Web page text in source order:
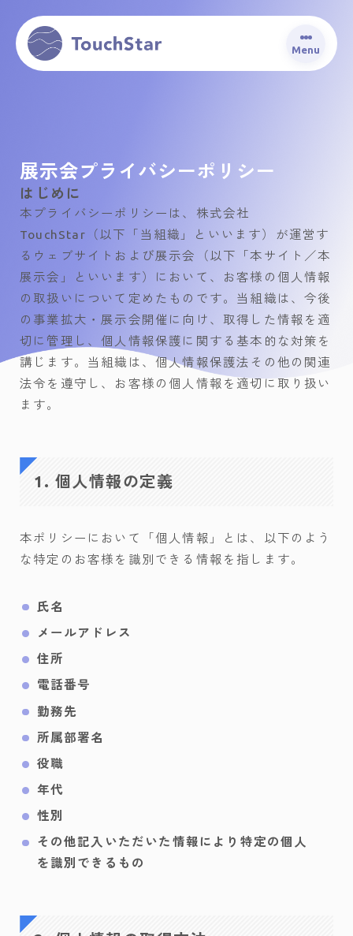
Menu
展示会プライバシーポリシー
はじめに
本プライバシーポリシーは、株式会社
TouchStar（以下「当組織」といいます）が運営す
るウェブサイトおよび展示会（以下「本サイト／本
展示会」といいます）において、お客様の個人情報
の取扱いについて定めたものです。当組織は、今後
の事業拡大・展示会開催に向け、取得した情報を適
切に管理し、個人情報保護に関する基本的な対策を
講じます。当組織は、個人情報保護法その他の関連
法令を遵守し、お客様の個人情報を適切に取り扱い
ます。
1. 個人情報の定義
本ポリシーにおいて「個人情報」とは、以下のよう
な特定のお客様を識別できる情報を指します。
氏名
メールアドレス
住所
電話番号
勤務先
所属部署名
役職
年代
性別
その他記入いただいた情報により特定の個人
を識別できるもの